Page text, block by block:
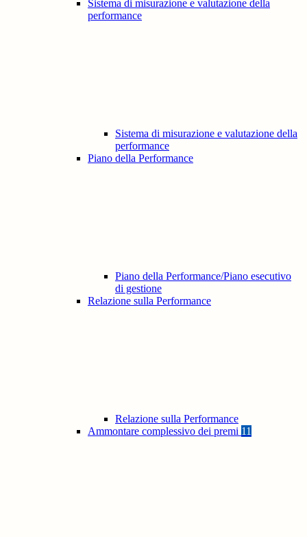
Sistema di misurazione e valutazione della
performance
Sistema di misurazione e valutazione della
performance
Piano della Performance
Piano della Performance/Piano esecutivo
di gestione
Relazione sulla Performance
Relazione sulla Performance
Ammontare complessivo dei premi 11